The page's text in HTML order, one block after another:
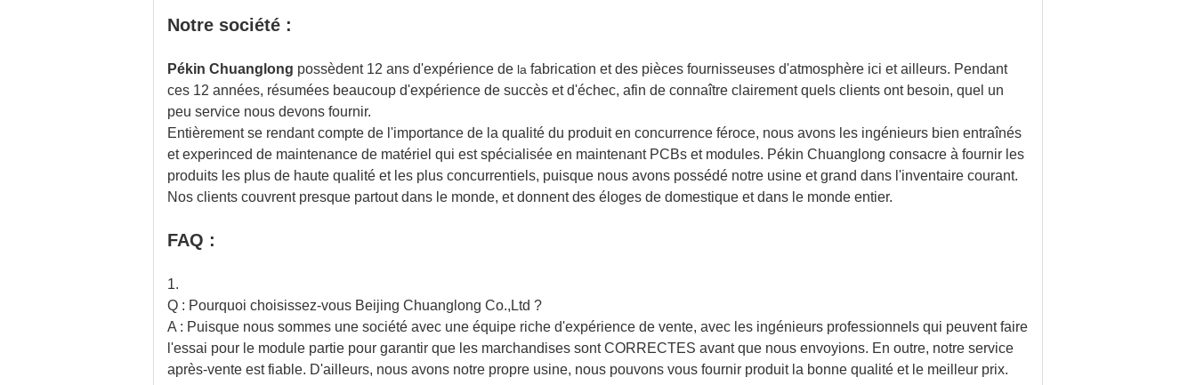
Notre société :
Pékin Chuanglong possèdent 12 ans d'expérience de la fabrication et des pièces fournisseuses d'atmosphère ici et ailleurs. Pendant
ces 12 années, résumées beaucoup d'expérience de succès et d'échec, afin de connaître clairement quels clients ont besoin, quel un
peu service nous devons fournir.
Entièrement se rendant compte de l'importance de la qualité du produit en concurrence féroce, nous avons les ingénieurs bien entraînés
et experinced de maintenance de matériel qui est spécialisée en maintenant PCBs et modules. Pékin Chuanglong consacre à fournir les
produits les plus de haute qualité et les plus concurrentiels, puisque nous avons possédé notre usine et grand dans l'inventaire courant.
Nos clients couvrent presque partout dans le monde, et donnent des éloges de domestique et dans le monde entier.
FAQ :
1.
Q : Pourquoi choisissez-vous Beijing Chuanglong Co.,Ltd ?
A : Puisque nous sommes une société avec une équipe riche d'expérience de vente, avec les ingénieurs professionnels qui peuvent faire
l'essai pour le module partie pour garantir que les marchandises sont CORRECTES avant que nous envoyions. En outre, notre service
après-vente est fiable. D'ailleurs, nous avons notre propre usine, nous pouvons vous fournir produit la bonne qualité et le meilleur prix.